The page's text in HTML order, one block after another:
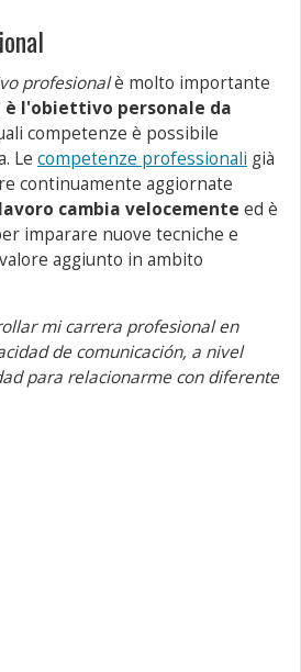
profesionalè molto importante
è l'obiettivo personale da
competenze è possibile
Le competenze professionali già
continuamente aggiornate
cambia velocemente ed è
imparare nuove tecniche e
aggiunto in ambito
mi carrera profesional en
de comunicación, a nivel
para relacionarme con diferente